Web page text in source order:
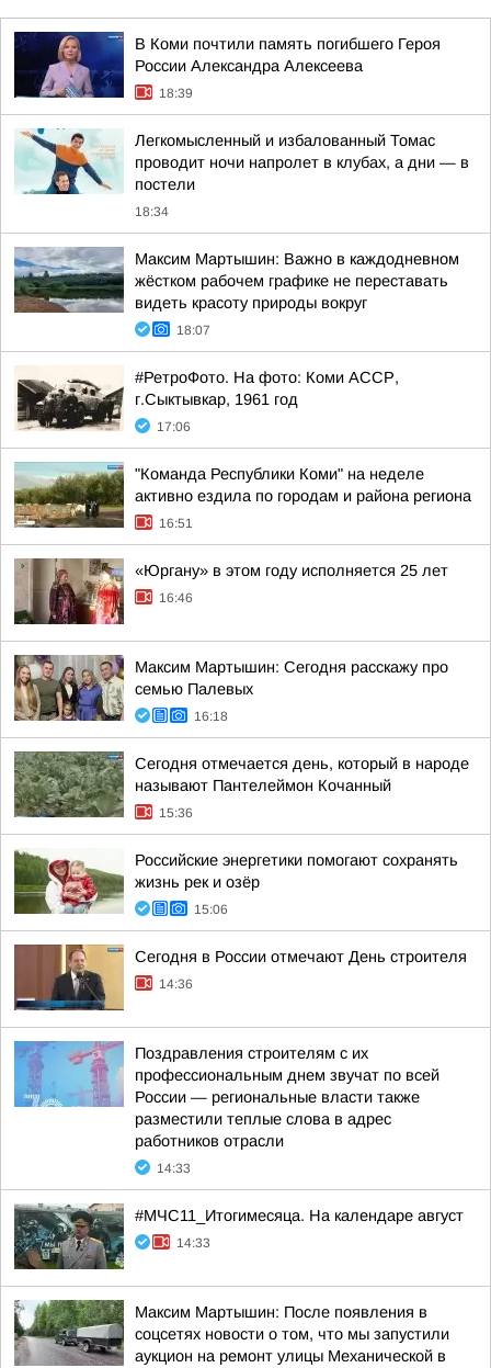
В Коми почтили память погибшего Героя
России Александра Алексеева
18:39
Легкомысленный и избалованный Томас
проводит ночи напролет в клубах, а дни — в
постели
18:34
Максим Мартышин: Важно в каждодневном
жёстком рабочем графике не переставать
видеть красоту природы вокруг
18:07
#РетроФото. На фото: Коми АССР,
г.Сыктывкар, 1961 год
17:06
"Команда Республики Коми" на неделе
активно ездила по городам и района региона
16:51
«Юргану» в этом году исполняется 25 лет
16:46
Максим Мартышин: Сегодня расскажу про
семью Палевых
16:18
Сегодня отмечается день, который в народе
называют Пантелеймон Кочанный
15:36
Российские энергетики помогают сохранять
жизнь рек и озёр
15:06
Сегодня в России отмечают День строителя
14:36
Поздравления строителям с их
профессиональным днем звучат по всей
России — региональные власти также
разместили теплые слова в адрес
работников отрасли
14:33
#МЧС11_Итогимесяца. На календаре август
14:33
Максим Мартышин: После появления в
соцсетях новости о том, что мы запустили
аукцион на ремонт улицы Механической в